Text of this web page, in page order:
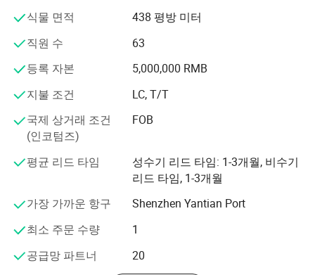
나은 완벽한 서비스를 제공할 수 있습니다. 최근 몇 년 동안
우리는 연구 개발에 대한 투자를 늘렸습니다. 매년, 명성이
하며, 고객에게 고품질의 고수익 제품을 지속적으로 제공합
니다.
이 공장은 면적이 20000m2이며 직원 수가 200명 정도 됩
니다. 또한 모든 제품은 고급 장비와 엄격한 QC 절차를 통
해 제조되어 높은 품질을 보장합니다. 안정적이고 시기 적
절한 공급, 믿을 수 있는 품질, 그리고 성실하게 서비스를 보
장하는 우리 제품은 국내와 해외시장에서 모두 잘 팔린다
고있습니다.
당사 제품에 관심이 있거나 맞춤형 주문을 하고 싶은 경우,
당사에 문의하십시오. 우리는 당신의 필요를 충족시키기
위해 최선을 다할 것입니다.
식물 면적
438 평방 미터
직원 수
63
등록 자본
5,000,000 RMB
지불 조건
LC, T/T
국제 상거래 조건
(인코텀즈)
FOB
평균 리드 타임
성수기 리드 타임: 1-3개월, 비수기
리드 타임, 1-3개월
가장 가까운 항구
Shenzhen Yantian Port
최소 주문 수량
1
공급망 파트너
20